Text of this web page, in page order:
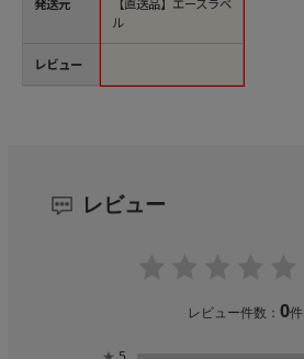
レビュー
ル
レビュー
レビュー件数：0件